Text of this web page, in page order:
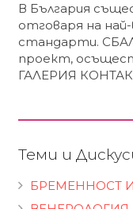
В България
отговаря на
стандарти.
проект,
ГАЛЕРИЯ
Теми и
БРЕМЕННОСТ